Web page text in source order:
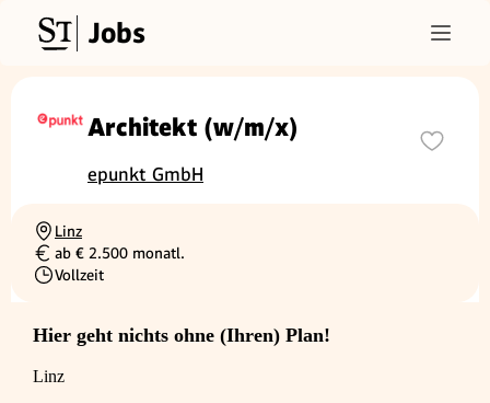
Jobs
Architekt (w/m/x)
epunkt GmbH
Ortschaft
Linz
Gehalt
ab € 2.500 monatl.
Beschäftigungsart
Vollzeit
Hier geht nichts ohne (Ihren) Plan!
Linz